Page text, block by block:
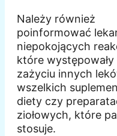
Należy również
poinformować
niepokojących
które występowały
zażyciu innych
wszelkich
diety czy
ziołowych, które
stosuje.